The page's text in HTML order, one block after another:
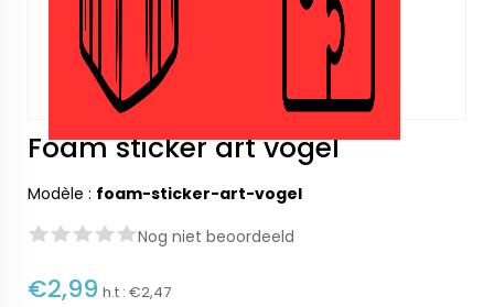
Foam sticker art vogel
Modèle : foam-sticker-art-vogel
Nog niet beoordeeld
€2,99 h.t : €2,47